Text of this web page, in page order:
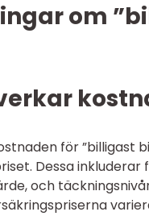
om
för ”billigast
Dessa inkluderar
och